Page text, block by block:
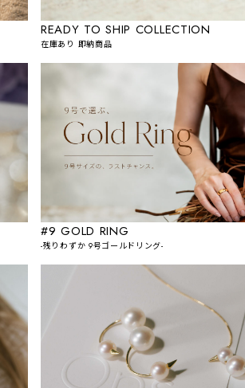
READY TO SHIP COLLECTION
在庫あり 即納商品
#9 GOLD RING
-残りわずか 9号ゴールドリング-